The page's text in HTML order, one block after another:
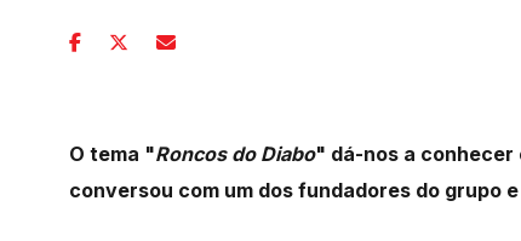
O tema "Roncos do Diabo" dá-nos a conhecer
conversou com um dos fundadores do grupo